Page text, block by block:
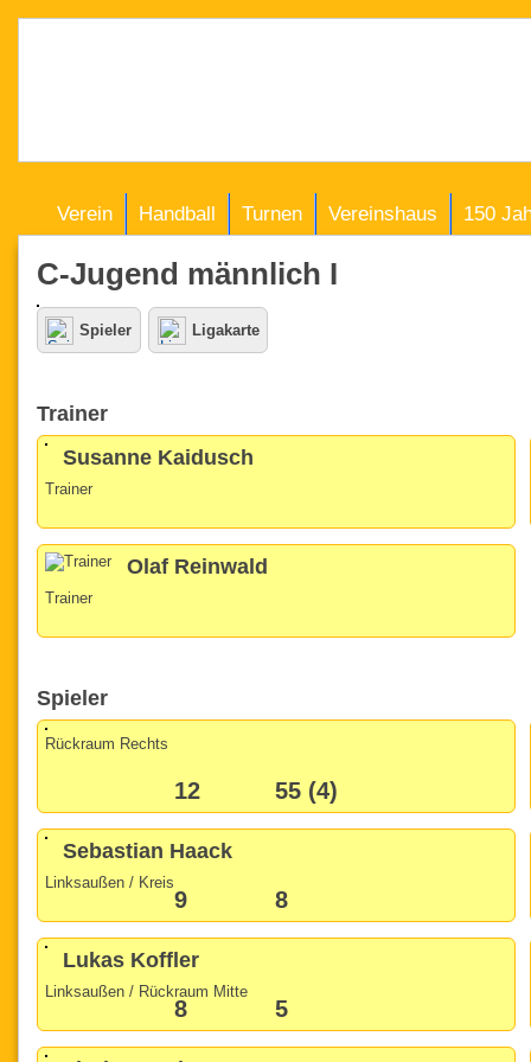
Verein Handball Turnen Vereinshaus 150
C-Jugend männlich I
Spieler Ligakarte
Trainer
Susanne Kaidusch
Trainer
Olaf Reinwald
Trainer
Spieler
Rückraum Rechts
12 55 (4)
Sebastian Haack
Linksaußen / Kreis
9 8
Lukas Koffler
Linksaußen / Rückraum Mitte
8 5